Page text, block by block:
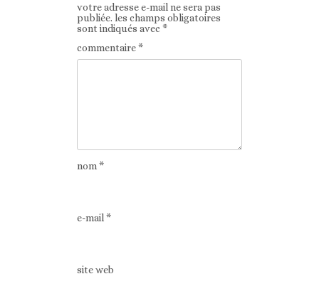
votre adresse e-mail ne sera pas
publiée. les champs obligatoires
sont indiqués avec*
commentaire*
nom*
e-mail*
site web